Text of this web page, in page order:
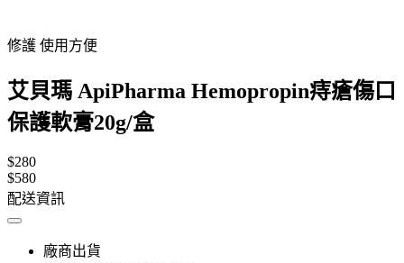
修護 使用方便
艾貝瑪 ApiPharma Hemopropin痔瘡傷口
保護軟膏20g/盒
$280
$580
配送資訊
廠商出貨